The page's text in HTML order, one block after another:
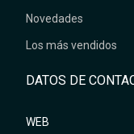
Novedades
Los más vendidos
DATOS DE
WEB